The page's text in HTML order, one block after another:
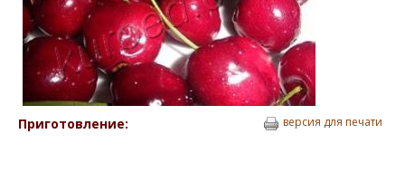
Приготовление: версия для печати